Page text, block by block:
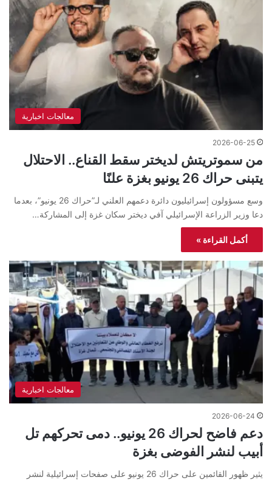
معالجات اخبارية
2026-06-25
من سموتريتش لديختر سقط القناع.. الاحتلال
يتبنى حراك 26 يونيو بغزة علنًا
وسع مسؤولون إسرائيليون دائرة دعمهم العلني لـ”حراك 26 يونيو”، بعدما
دعا وزير الزراعة الإسرائيلي آفي ديختر سكان غزة إلى المشاركة…
أكمل القراءة »
معالجات اخبارية
2026-06-24
دعم فاضح لحراك 26 يونيو.. دمى تحركهم تل
أبيب لنشر الفوضى بغزة
يثير ظهور القائمين على حراك 26 يونيو على صفحات إسرائيلية لنشر